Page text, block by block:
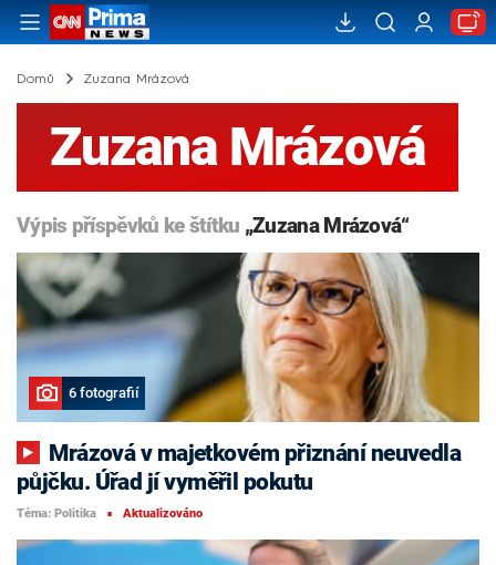
Domů Zuzana Mrázová
Zuzana Mrázová
Výpis příspěvků ke štítku „Zuzana Mrázová“
6 fotografií
půjčku. Úřad jí vyměřil pokutu
Téma: Politika ■ Aktualizováno